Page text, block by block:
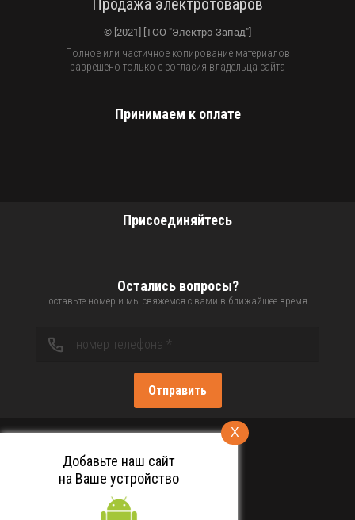
Продажа электротоваров
© [2021] [ТОО "Электро-Запад"]
Полное или частичное копирование материалов
разрешено только с согласия владельца сайта
Принимаем к оплате
Присоединяйтесь
Остались вопросы?
оставьте номер и мы свяжемся с вами в ближайшее время
Отправить
X
Добавьте наш сайт
на Ваше устройство